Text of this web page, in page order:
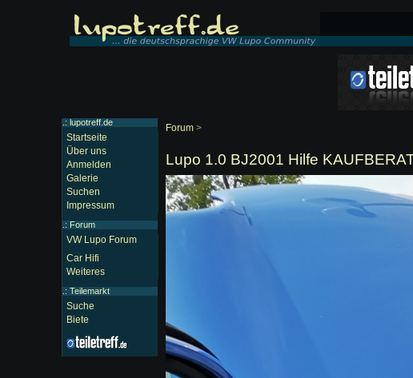
Forum >
Lupo 1.0 BJ2001 Hilfe
.: lupotreff.de
Startseite
Über uns
Anmelden
Galerie
Suchen
Impressum
.: Forum
VW Lupo Forum
Car Hifi
Weiteres
.: Teilemarkt
Suche
Biete